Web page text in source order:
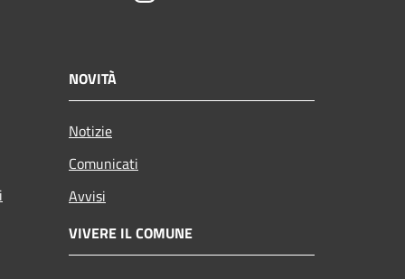
NOVITÀ
Notizie
Comunicati
Avvisi
VIVERE IL COMUNE